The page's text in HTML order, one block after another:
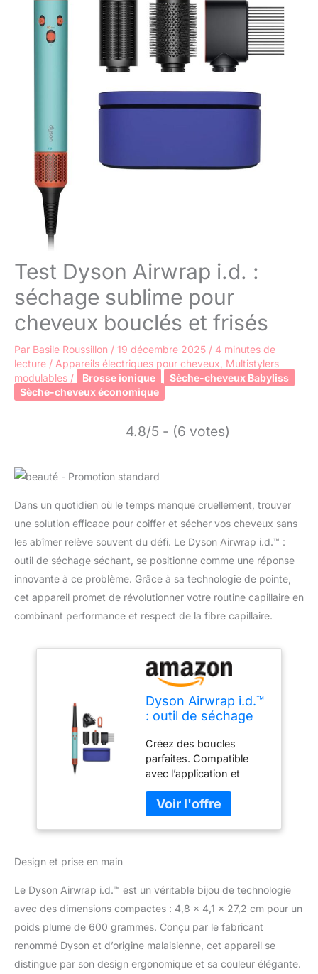
Test Dyson Airwrap i.d. :
séchage sublime pour
cheveux bouclés et frisés
Par Basile Roussillon / 19 décembre 2025 / 4 minutes de
lecture / Appareils électriques pour cheveux Multistylers
modulables / Brosse ionique
Sèche-cheveux Babyliss
Sèche-cheveux économique
4.8/5 - (6 votes)
Dans un quotidien où le temps manque cruellement, trouver
une solution efficace pour coiffer et sécher vos cheveux sans
les abîmer relève souvent du défi. Le Dyson Airwrap i.d.™ :
outil de séchage séchant, se positionne comme une réponse
innovante à ce problème. Grâce à sa technologie de pointe,
cet appareil promet de révolutionner votre routine capillaire en
combinant performance et respect de la fibre capillaire.
Dyson Airwrap i.d.™
: outil de séchage
bouclés à frisés
(Patine
céramique/Topaz)
Créez des boucles
parfaites. Compatible
avec l’application et
personnalisé en un clic.
Créez un profil de
coiffage personnalisé
Airwrap i.d. mémorise
vos réglages pour
enrouler, boucler et fixer
pour un coiffage plus
facile et des boucles
Design et prise en main
Le Dyson Airwrap i.d.™ est un véritable bijou de technologie
avec des dimensions compactes : 4,8 x 4,1 x 27,2 cm pour un
poids plume de 600 grammes. Conçu par le fabricant
renommé Dyson et d’origine malaisienne, cet appareil se
distingue par son design ergonomique et sa couleur élégante.